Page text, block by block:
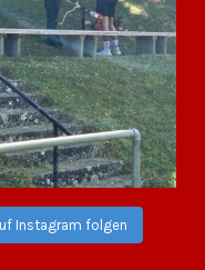
Instagram folgen